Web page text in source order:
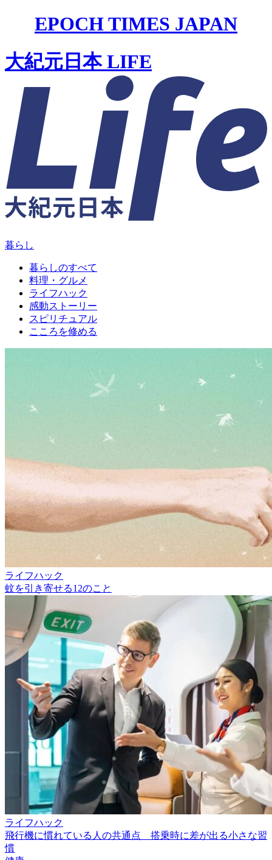
EPOCH TIMES JAPAN
大紀元日本 LIFE
暮らし
暮らしのすべて
料理・グルメ
ライフハック
感動ストーリー
スピリチュアル
こころを修める
ライフハック
蚊を引き寄せる12のこと
ライフハック
飛行機に慣れている人の共通点 搭乗時に差が出る小さな習
慣